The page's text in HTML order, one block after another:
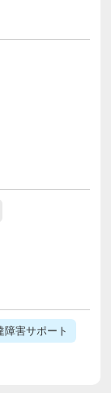
障害サポート